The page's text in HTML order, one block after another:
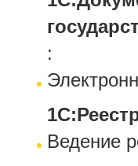
:
Ведение